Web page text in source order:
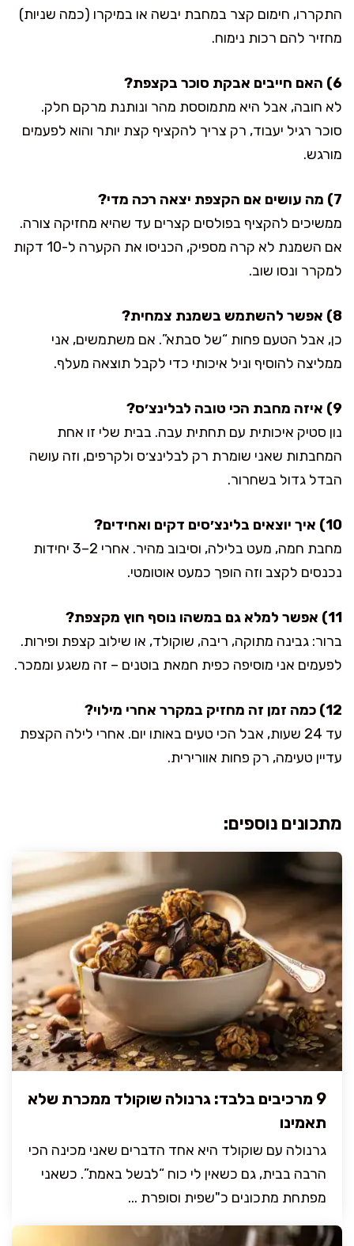
התקררו, חימום קצר במחבת יבשה או במיקרו (כמה שניות)
מחזיר להם רכות נימוח.
6) האם חייבים אבקת סוכר בקצפת?
לא חובה, אבל היא מתמוססת מהר ונותנת מרקם חלק.
סוכר רגיל יעבוד, רק צריך להקציף קצת יותר והוא לפעמים
מורגש.
7) מה עושים אם הקצפת יצאה רכה מדי?
ממשיכים להקציף בפולסים קצרים עד שהיא מחזיקה צורה.
אם השמנת לא קרה מספיק, הכניסו את הקערה ל-10 דקות
למקרר ונסו שוב.
8) אפשר להשתמש בשמנת צמחית?
כן, אבל הטעם פחות “של סבתא”. אם משתמשים, אני
ממליצה להוסיף וניל איכותי כדי לקבל תוצאה מעלף.
9) איזה מחבת הכי טובה לבלינצ׳ס?
נון סטיק איכותית עם תחתית עבה. בבית שלי זו אחת
המחבתות שאני שומרת רק לבלינצ׳ס ולקרפים, וזה עושה
הבדל גדול בשחרור.
10) איך יוצאים בלינצ׳סים דקים ואחידים?
מחבת חמה, מעט בלילה, וסיבוב מהיר. אחרי 2–3 יחידות
נכנסים לקצב וזה הופך כמעט אוטומטי.
11) אפשר למלא גם במשהו נוסף חוץ מקצפת?
ברור: גבינה מתוקה, ריבה, שוקולד, או שילוב קצפת ופירות.
לפעמים אני מוסיפה כפית חמאת בוטנים – זה משגע וממכר.
12) כמה זמן זה מחזיק במקרר אחרי מילוי?
עד 24 שעות, אבל הכי טעים באותו יום. אחרי לילה הקצפת
עדיין טעימה, רק פחות אוורירית.
מתכונים נוספים:
9 מרכיבים בלבד: גרנולה שוקולד ממכרת שלא
תאמינו
גרנולה עם שוקולד היא אחד הדברים שאני מכינה הכי
הרבה בבית, גם כשאין לי כוח “לבשל באמת”. כשאני
מפתחת מתכונים כ"שפית וסופרת ...